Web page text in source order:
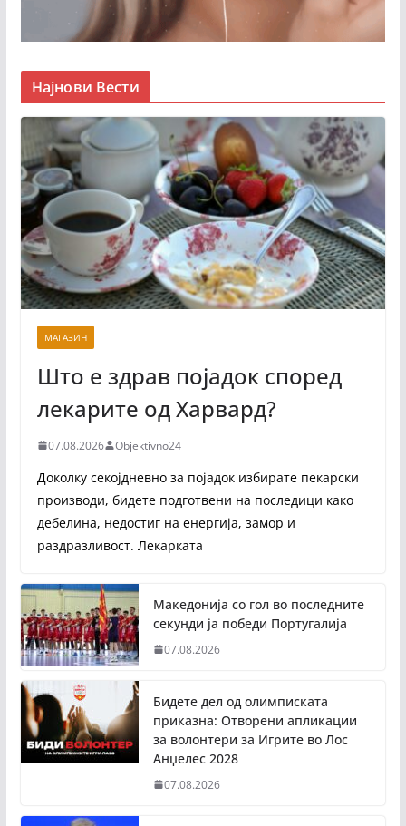
Најнови Вести
МАГАЗИН
Што е здрав појадок според
лекарите од Харвард?
07.08.2026 Objektivno24
Доколку секојдневно за појадок избирате пекарски
производи, бидете подготвени на последици како
дебелина, недостиг на енергија, замор и
раздразливост. Лекарката
Македонија со гол во последните
секунди ја победи Португалија
07.08.2026
Бидете дел од олимписката
приказна: Отворени апликации
за волонтери за Игрите во Лос
Анџелес 2028
07.08.2026